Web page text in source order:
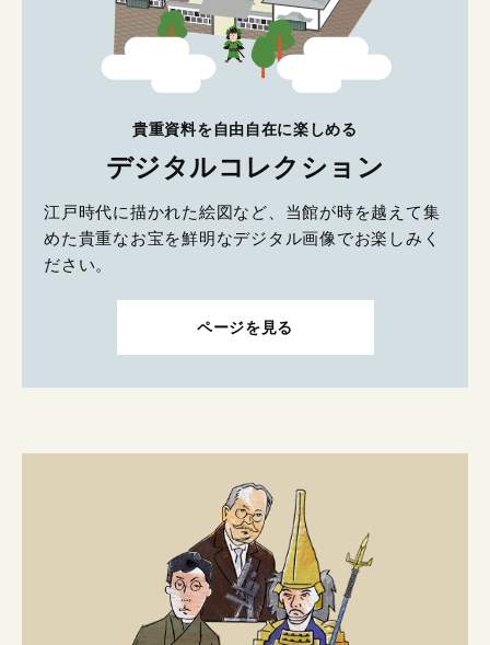
貴重資料を自由自在に楽しめる
デジタルコレクション
江戸時代に描かれた絵図など、当館が時を越えて集
めた貴重なお宝を鮮明なデジタル画像でお楽しみく
ださい。
ページを見る